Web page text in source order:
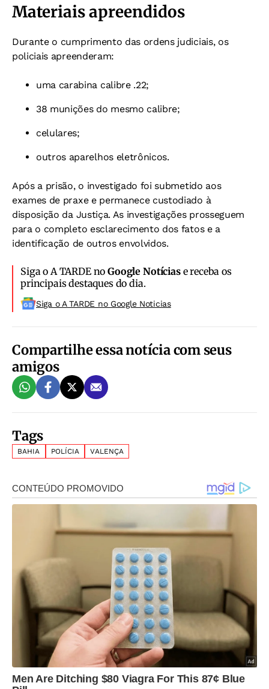
Materiais apreendidos
Durante o cumprimento das ordens judiciais, os
policiais apreenderam:
uma carabina calibre .22;
38 munições do mesmo calibre;
celulares;
outros aparelhos eletrônicos.
Após a prisão, o investigado foi submetido aos
exames de praxe e permanece custodiado à
disposição da Justiça. As investigações prosseguem
para o completo esclarecimento dos fatos e a
identificação de outros envolvidos.
Siga o A TARDE noGoogle Notíciase receba os
principais destaques do dia.
Siga o A TARDE no Google Noticias
Compartilhe essa notícia com seus
amigos
Tags
BAHIA POLÍCIA VALENÇA